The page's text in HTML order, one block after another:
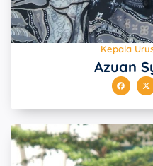
Kepala
Azuan